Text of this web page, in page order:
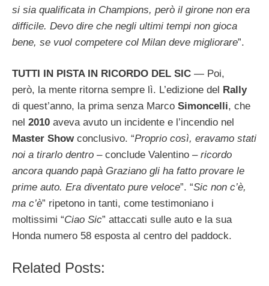
si sia qualificata in Champions, però il girone non era
difficile. Devo dire che negli ultimi tempi non gioca
bene, se vuol competere col Milan deve migliorare”.
TUTTI IN PISTA IN RICORDO DEL SIC — Poi,
però, la mente ritorna sempre lì. L’edizione del Rally
di quest’anno, la prima senza Marco Simoncelli, che
nel 2010 aveva avuto un incidente e l’incendio nel
Master Show conclusivo. “Proprio così, eravamo stati
noi a tirarlo dentro – conclude Valentino – ricordo
ancora quando papà Graziano gli ha fatto provare le
prime auto. Era diventato pure veloce”. “Sic non c’è,
ma c’è” ripetono in tanti, come testimoniano i
moltissimi “Ciao Sic” attaccati sulle auto e la sua
Honda numero 58 esposta al centro del paddock.
Related Posts: